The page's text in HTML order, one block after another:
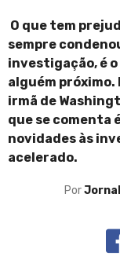
O que tem
sempre
investigação, é
alguém próximo.
irmã de
que se comenta
novidades às
acelerado.
Por